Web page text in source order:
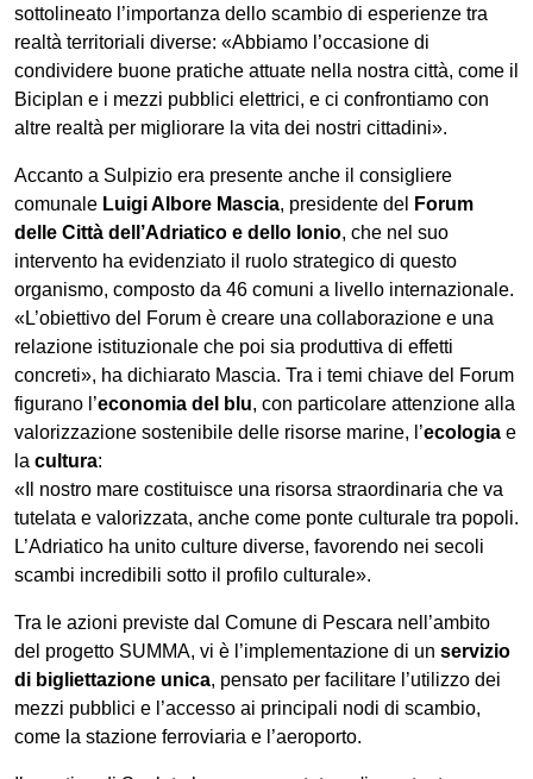
sottolineato l’importanza dello scambio di esperienze tra
realtà territoriali diverse: «Abbiamo l’occasione di
condividere buone pratiche attuate nella nostra città, come il
Biciplan e i mezzi pubblici elettrici, e ci confrontiamo con
altre realtà per migliorare la vita dei nostri cittadini».
Accanto a Sulpizio era presente anche il consigliere
comunale Luigi Albore Mascia, presidente del
Forum
delle Città dell’Adriatico e dello Ionio, che nel suo
intervento ha evidenziato il ruolo strategico di questo
organismo, composto da 46 comuni a livello internazionale.
«L’obiettivo del Forum è creare una collaborazione e una
relazione istituzionale che poi sia produttiva di effetti
concreti», ha dichiarato Mascia. Tra i temi chiave del Forum
figurano l’economia del blu, con particolare attenzione alla
valorizzazione sostenibile delle risorse marine, l’ecologia e
la cultura:
«Il nostro mare costituisce una risorsa straordinaria che va
tutelata e valorizzata, anche come ponte culturale tra popoli.
L’Adriatico ha unito culture diverse, favorendo nei secoli
scambi incredibili sotto il profilo culturale».
Tra le azioni previste dal Comune di Pescara nell’ambito
del progetto SUMMA, vi è l’implementazione di un servizio
di bigliettazione unica, pensato per facilitare l’utilizzo dei
mezzi pubblici e l’accesso ai principali nodi di scambio,
come la stazione ferroviaria e l’aeroporto.